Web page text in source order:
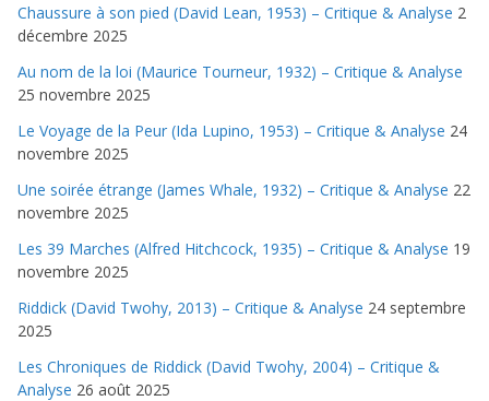
Chaussure à son pied (David Lean, 1953) – Critique & Analyse 2
décembre 2025
Au nom de la loi (Maurice Tourneur, 1932) – Critique & Analyse
25 novembre 2025
Le Voyage de la Peur (Ida Lupino, 1953) – Critique & Analyse 24
novembre 2025
Une soirée étrange (James Whale, 1932) – Critique & Analyse 22
novembre 2025
Les 39 Marches (Alfred Hitchcock, 1935) – Critique & Analyse 19
novembre 2025
Riddick (David Twohy, 2013) – Critique & Analyse 24 septembre
2025
Les Chroniques de Riddick (David Twohy, 2004) – Critique &
Analyse 26 août 2025